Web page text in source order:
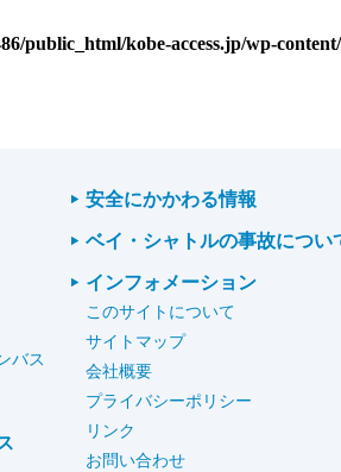
public_html/kobe-access.jp/wp-
バス
安全にかかわる情報
ベイ・シャトルの事故につい
インフォメーション
このサイトについて
サイトマップ
会社概要
プライバシーポリシー
リンク
お問い合わせ